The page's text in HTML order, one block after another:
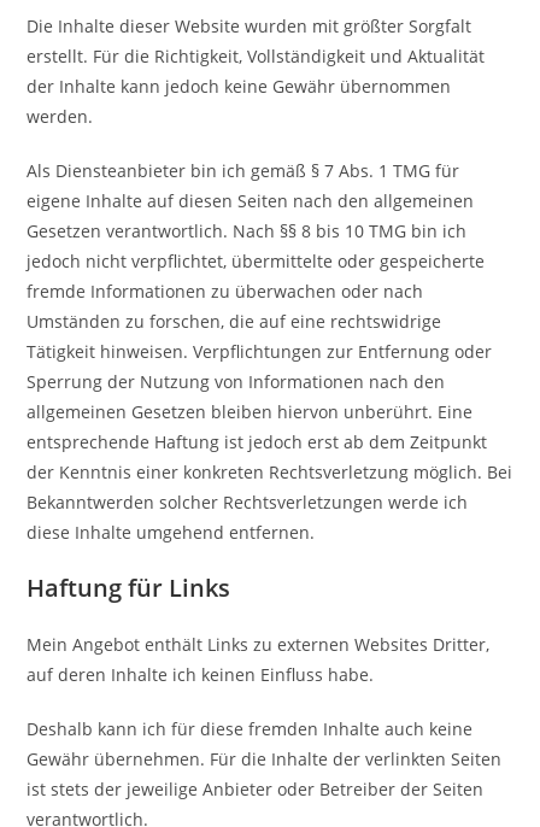
Die Inhalte dieser Website wurden mit größter Sorgfalt
erstellt. Für die Richtigkeit, Vollständigkeit und Aktualität
der Inhalte kann jedoch keine Gewähr übernommen
werden.
Als Diensteanbieter bin ich gemäß § 7 Abs. 1 TMG für
eigene Inhalte auf diesen Seiten nach den allgemeinen
Gesetzen verantwortlich. Nach §§ 8 bis 10 TMG bin ich
jedoch nicht verpflichtet, übermittelte oder gespeicherte
fremde Informationen zu überwachen oder nach
Umständen zu forschen, die auf eine rechtswidrige
Tätigkeit hinweisen. Verpflichtungen zur Entfernung oder
Sperrung der Nutzung von Informationen nach den
allgemeinen Gesetzen bleiben hiervon unberührt. Eine
entsprechende Haftung ist jedoch erst ab dem Zeitpunkt
der Kenntnis einer konkreten Rechtsverletzung möglich. Bei
Bekanntwerden solcher Rechtsverletzungen werde ich
diese Inhalte umgehend entfernen.
Haftung für Links
Mein Angebot enthält Links zu externen Websites Dritter,
auf deren Inhalte ich keinen Einfluss habe.
Deshalb kann ich für diese fremden Inhalte auch keine
Gewähr übernehmen. Für die Inhalte der verlinkten Seiten
ist stets der jeweilige Anbieter oder Betreiber der Seiten
verantwortlich.